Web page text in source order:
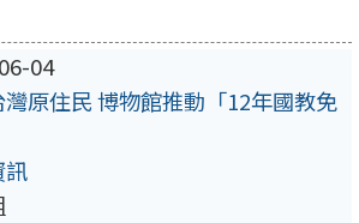
04
灣原住民 博物館推動「12年國教免
訊